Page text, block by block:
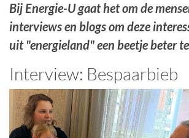
Bij Energie-U gaat het om de
interviews en blogs om deze
uit "energieland" een beetje beter
Interview: Bespaarbieb